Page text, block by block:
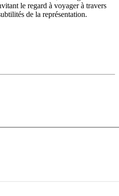
le regard à voyager à travers
de la représentation.